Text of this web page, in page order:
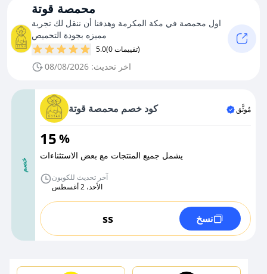
محمصة قوتة
اول محمصة في مكة المكرمة وهدفنا أن ننقل لك تجربة
مميزه بجودة التحميص
5.0 (0 تقييمات)
اخر تحديث: 08/08/2026
خصم
كود خصم محمصة قوتة مُوثَّق
15%
يشمل جميع المنتجات مع بعض الاستثناءات
آخر تحديث للكوبون
الأحد، 2 أغسطس
ss نسخ